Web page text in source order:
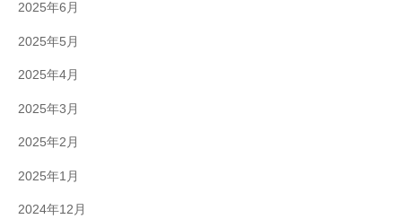
2025年6月
2025年5月
2025年4月
2025年3月
2025年2月
2025年1月
2024年12月